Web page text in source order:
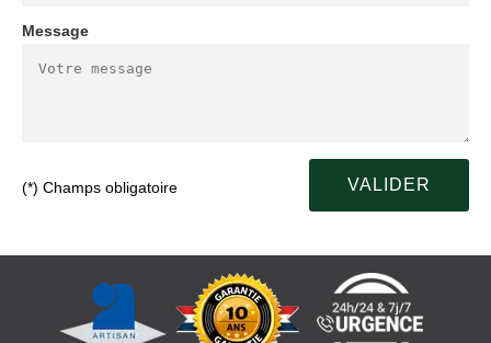
Message
(*) Champs obligatoire